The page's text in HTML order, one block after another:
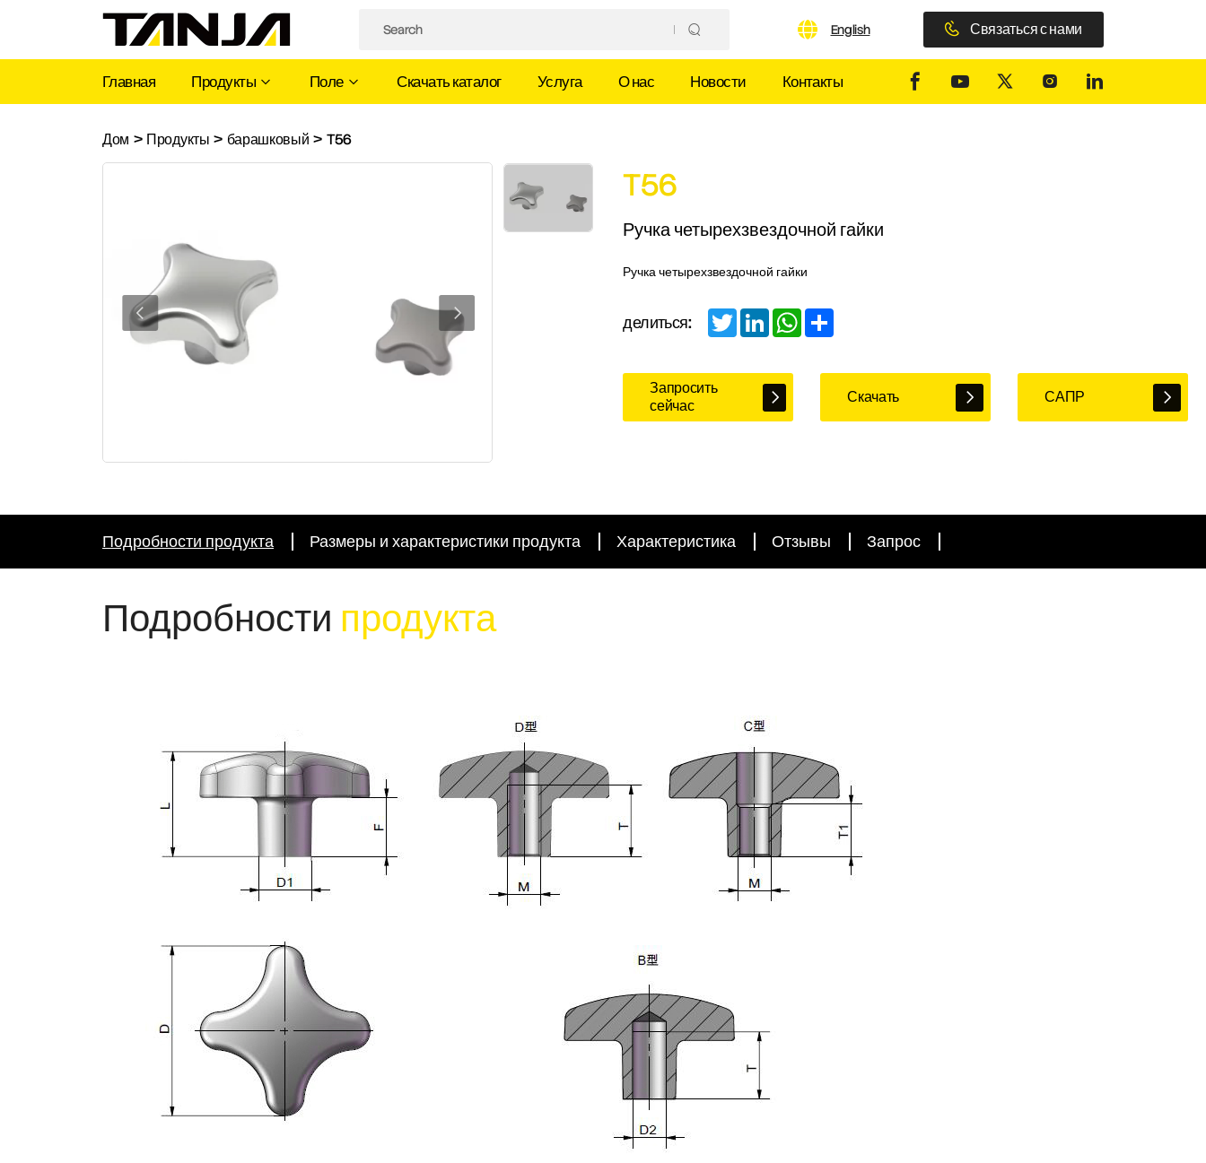
English Связаться с нами
Главная Продукты Поле Скачать каталог Услуга О нас Новости Контакты
Дом > Продукты > барашковый > T56
T56
Ручка четырехзвездочной гайки
Ручка четырехзвездочной гайки
делиться: TwitterLinkedInWhatsApp
Share
Запросить
сейчас
Скачать САПР
Подробности продукта Размеры и характеристики продукта Характеристика Отзывы Запрос
Подробности продукта